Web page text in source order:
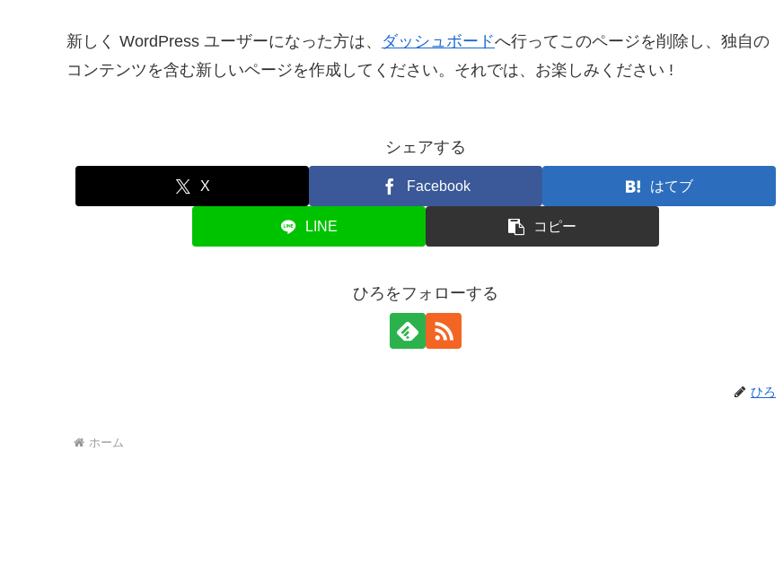
新しく WordPress ユーザーになった方は、 ダッシュボードへ行ってこのページを削除し、独自の
コンテンツを含む新しいページを作成してください。それでは、お楽しみください !
シェアする
X Facebook はてブ
LINE コピー
ひろをフォローする
ひろ
ホーム